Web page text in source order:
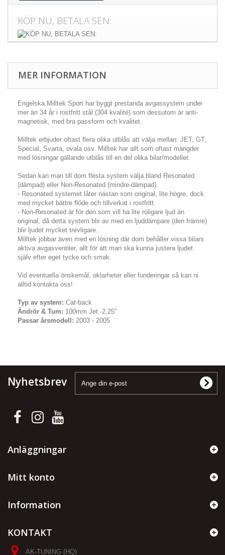
KÖP NU, BETALA SEN:
MER INFORMATION
Engelska Milltek Sport har byggt prestanda avgassystem under
mer än 34 år i rostfritt stål (304 kvalité) som dessutom är anti-
magnetisk, med bra passform och kvalitet.
Milltek erbjuder oftast flera olika utblås att välja mellan: JET, GT,
Special, Svarta, ovala osv. Milltek har allt som oftast mängder
med lösningar gällande utblås till en del olika bilar/modeller.
Sedan kan man till dom flesta system välja bland Resonated
(dämpad) eller Non-Resonated (mindre-dämpad).
- Resonated systemet låter nästan som original, lite högre, dock
med mycket bättre flöde och tillverkat i rostfritt.
- Non-Resonated är för den som vill ha lite roligare ljud än
original, då detta system blir av med en ljuddämpare (den främre)
blir ljudet mycket trevligare.
Milltek jobbar även med en lösning där dom behåller vissa bilars
aktiva avgasventiler, allt för att man ska kunna justera ljudet
själv efter eget tycke och smak.
Vid eventuella önskemål, oklarheter eller funderingar så kan ni
alltid kontakta oss!
Typ av system: Cat-back
Ändrör & Tum: 100mm Jet -2,25"
Passar årsmodell: 2003 - 2005
Nyhetsbrev
Anläggningar
Mitt konto
Information
KONTAKT
AK-TUNING (HQ)